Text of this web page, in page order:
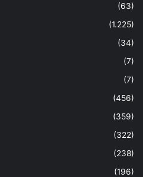
(63)
(1.225)
(34)
(7)
(7)
(456)
(359)
(322)
(238)
(196)